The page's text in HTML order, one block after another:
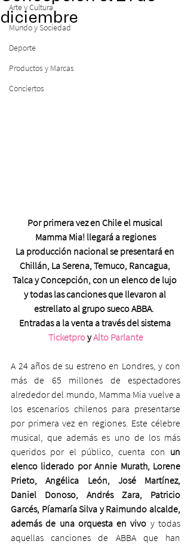
Arte y Cultura
Mundo y Sociedad
Deporte
Productos y Marcas
Conciertos
diciembre
Por primera vez en Chile el musical
Mamma Mia! llegará a regiones
La producción nacional se presentará en
Chillán, La Serena, Temuco, Rancagua,
Talca y Concepción, con un elenco de lujo
y todas las canciones que llevaron al
estrellato al grupo sueco ABBA.
Entradas a la venta a través del sistema
Ticketpro y Alto Parlante
A 24 años de su estreno en Londres, y con
más de 65 millones de espectadores
alrededor del mundo, Mamma Mia vuelve a
los escenarios chilenos para presentarse
por primera vez en regiones. Este célebre
musical, que además es uno de los más
queridos por el público, cuenta con un
elenco liderado por Annie Murath, Lorene
Prieto, Angélica León, José Martínez,
Daniel Donoso, Andrés Zara, Patricio
Garcés, Píamaría Silva y Raimundo alcalde,
además de una orquesta en vivo y todas
aquellas canciones de ABBA que han